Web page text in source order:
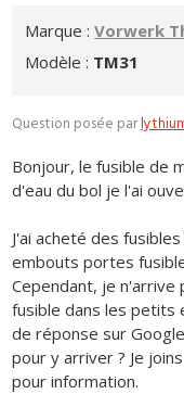
Marque :Vorwerk
Modèle : TM31
Question posée par
Bonjour, le fusible de
d'eau du bol je l'ai
J'ai acheté des
embouts portes
Cependant, je
fusible dans les petits
de réponse sur
pour y arriver ? Je
pour information.